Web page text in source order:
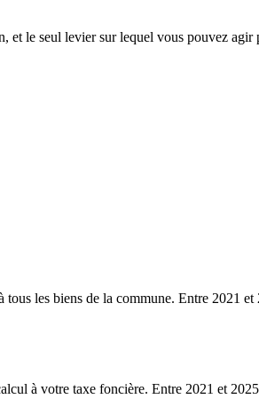
le seul levier sur lequel vous pouvez agir
les biens de la commune. Entre 2021 et
à votre taxe foncière. Entre 2021 et